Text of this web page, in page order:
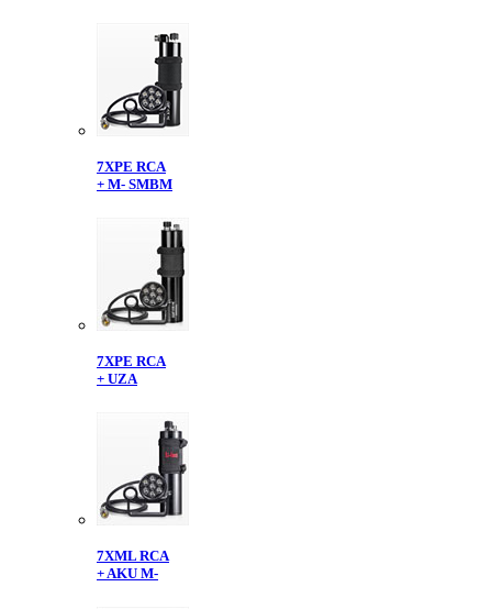
7XPE RCA
+ M- SMBM
7XPE RCA
+ UZA
7XML RCA
+ AKU M-